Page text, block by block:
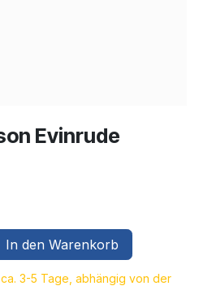
Evinrude
In den Warenkorb
3-5 Tage, abhängig von der